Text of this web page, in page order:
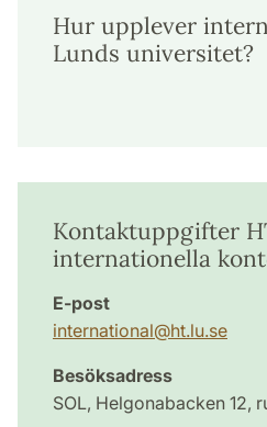
Hur upplever
Lunds universitet?
Kontaktuppgifter
internationella
E-post
international@ht.lu.se
Besöksadress
SOL, Helgonabacken 12,